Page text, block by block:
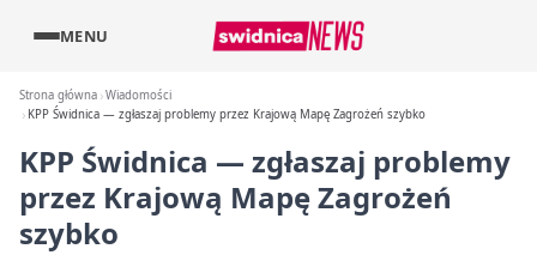
MENU
Strona główna Wiadomości
KPP Świdnica — zgłaszaj problemy przez Krajową Mapę Zagrożeń szybko
KPP Świdnica — zgłaszaj problemy
przez Krajową Mapę Zagrożeń
szybko